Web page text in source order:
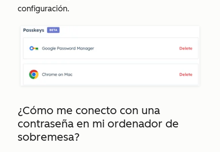
configuración.
¿Cómo me conecto con una
contraseña en mi ordenador de
sobremesa?